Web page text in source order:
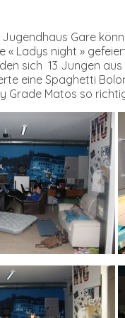
Gare
« Ladys night »
sich 13 Jungen
eine Spaghetti
Grade Matos so